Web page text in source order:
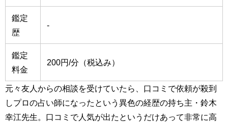
鑑定
歴
-
鑑定
料金
200円/分（税込み）
元々友人からの相談を受けていたら、口コミで依頼が殺到
しプロの占い師になったという異色の経歴の持ち主・鈴木
幸江先生。口コミで人気が出たというだけあって非常に高